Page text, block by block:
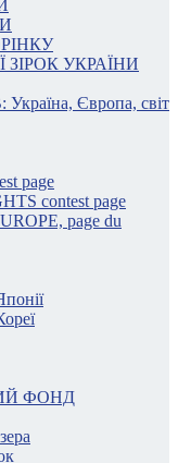
УКРАЇНИ
Європа, світ
page
contest page
page du
ФОНД